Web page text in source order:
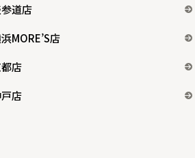
道店
MORE’S店
店
店